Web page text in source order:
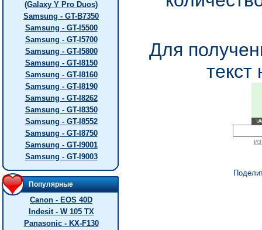
(Galaxy Y Pro Duos)
Samsung - GT-B7350
Samsung - GT-I5500
Samsung - GT-I5700
Samsung - GT-I5800
Samsung - GT-I8150
Samsung - GT-I8160
Samsung - GT-I8190
Samsung - GT-I8262
Samsung - GT-I8350
Samsung - GT-I8552
Samsung - GT-I8750
Samsung - GT-I9001
Samsung - GT-I9003
Популярные
Canon - EOS 40D
Indesit - W 105 TX
Panasonic - KX-F130
Для
текст